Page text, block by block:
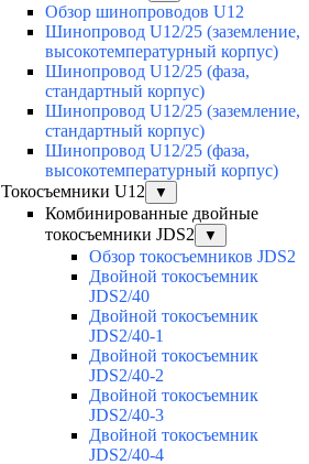
Обзор шинопроводов U12
Шинопровод U12/25 (заземление,
высокотемпературный корпус)
Шинопровод U12/25 (фаза,
стандартный корпус)
Шинопровод U12/25 (заземление,
стандартный корпус)
Шинопровод U12/25 (фаза,
высокотемпературный корпус)
Токосъемники U12
▼
Комбинированные двойные
токосъемники JDS2
▼
Обзор токосъемников JDS2
Двойной токосъемник
JDS2/40
Двойной токосъемник
JDS2/40-1
Двойной токосъемник
JDS2/40-2
Двойной токосъемник
JDS2/40-3
Двойной токосъемник
JDS2/40-4